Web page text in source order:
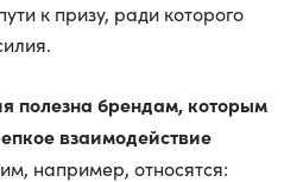
к призу, ради которого
полезна брендам, которым
взаимодействие
например, относятся: